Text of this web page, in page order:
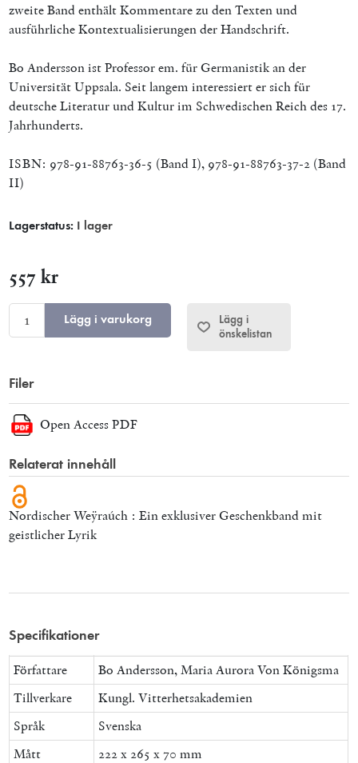
zweite Band enthält Kommentare zu den Texten und
ausführliche Kontextualisierungen der Handschrift.
Bo Andersson ist Professor em. für Germanistik an der
Universität Uppsala. Seit langem interessiert er sich für
deutsche Literatur und Kultur im Schwedischen Reich des 17.
Jahrhunderts.
ISBN: 978-91-88763-36-5 (Band I), 978-91-88763-37-2 (Band
II)
Lagerstatus: I lager
557 kr
Lägg i varukorg
Lägg i
önskelistan
Filer
Open Access PDF
Relaterat innehåll
Nordischer Weÿraúch : Ein exklusiver Geschenkband mit
geistlicher Lyrik
Specifikationer
Författare
Bo Andersson, Maria Aurora Von Königsma
Tillverkare
Kungl. Vitterhetsakademien
Språk
Svenska
Mått
222 x 265 x 70 mm